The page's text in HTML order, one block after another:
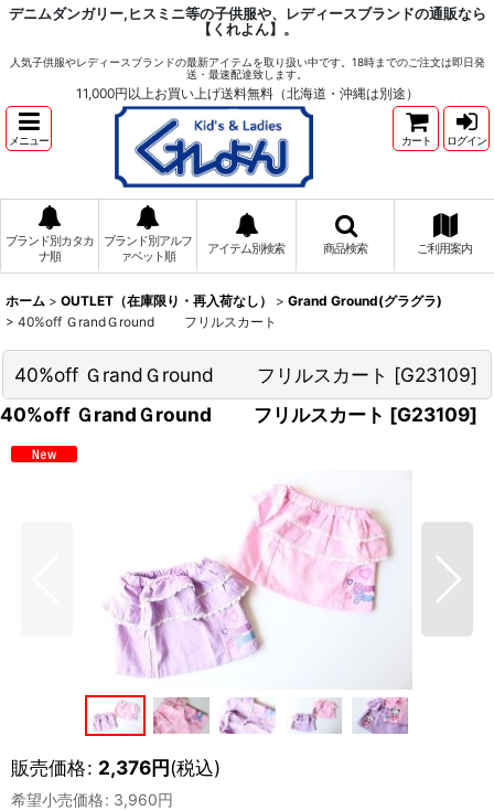
デニムダンガリー,ヒスミニ等の子供服や、レディースブランドの通販なら
【くれよん】。
人気子供服やレディースブランドの最新アイテムを取り扱い中です。18時までのご注文は即日発
送・最速配達致します。
11,000円以上お買い上げ送料無料（北海道・沖縄は別途）
メニュー カート ログイン
ブランド別カタカ
ナ順
ブランド別アルフ
ァベット順
アイテム別検索 商品検索 ご利用案内
ホーム > OUTLET（在庫限り・再入荷なし） > Grand Ground(グラグラ)
> 40%off ＧrandＧround フリルスカート
40%off ＧrandＧround フリルスカート [G23109]
40%off ＧrandＧround フリルスカート [G23109]
販売価格: 2,376円(税込)
希望小売価格: 3,960円